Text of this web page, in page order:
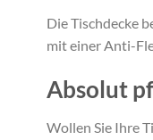
Die Tischdecke
mit einer Anti-
Absolut
Wollen Sie Ihre